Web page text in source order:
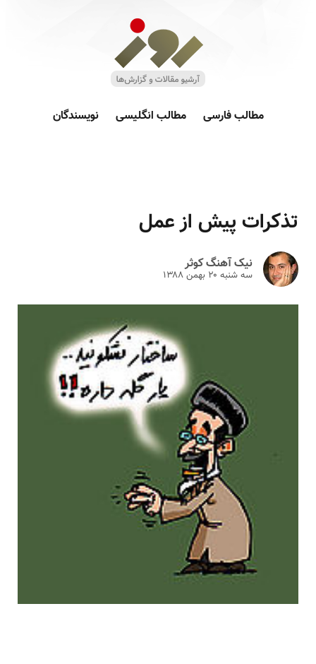
مطالب فارسی مطالب انگلیسی نویسندگان
تذکرات پیش از عمل
نیک آهنگ کوثر
سه شنبه ۲۰ بهمن ۱۳۸۸